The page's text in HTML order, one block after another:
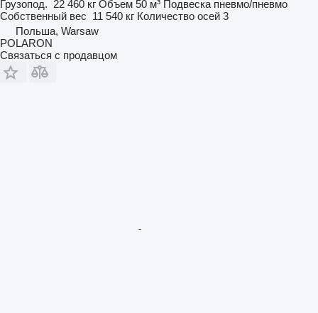
Грузопод. 22 460 кг Объем 50 м³ Подвеска пневмо/пневмо
Собственный вес 11 540 кг Количество осей 3
Польша, Warsaw
POLARON
Связаться с продавцом